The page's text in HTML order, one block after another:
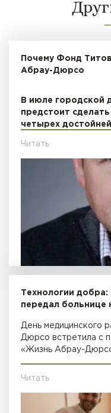
Почему Фонд
Абрау-Дюрсо
В июле городской
предстоит
четырех
Читать
Технологии
передал больнице
День медицинского
Дюрсо встретила с
«Жизнь Абрау-
Читать